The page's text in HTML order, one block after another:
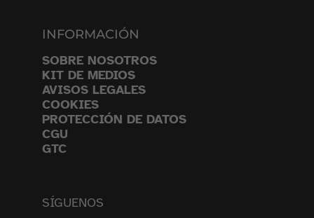
INFORMACIÓN
SOBRE NOSOTROS
KIT DE MEDIOS
AVISOS LEGALES
COOKIES
PROTECCIÓN DE DATOS
CGU
GTC
SÍGUENOS